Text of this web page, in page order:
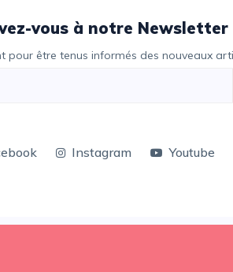
vous à notre Newsletter
pour être tenus informés des nouveaux
Instagram Youtube